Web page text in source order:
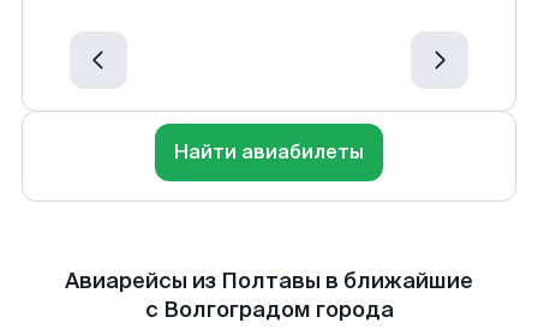
Найти авиабилеты
Авиарейсы из Полтавы в ближайшие
с Волгоградом города